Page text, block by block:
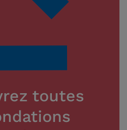
toutes